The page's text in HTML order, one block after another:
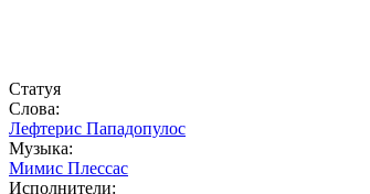
Статуя
Слова:
Лефтерис Пападопулос
Музыка:
Мимис Плессас
Исполнители: